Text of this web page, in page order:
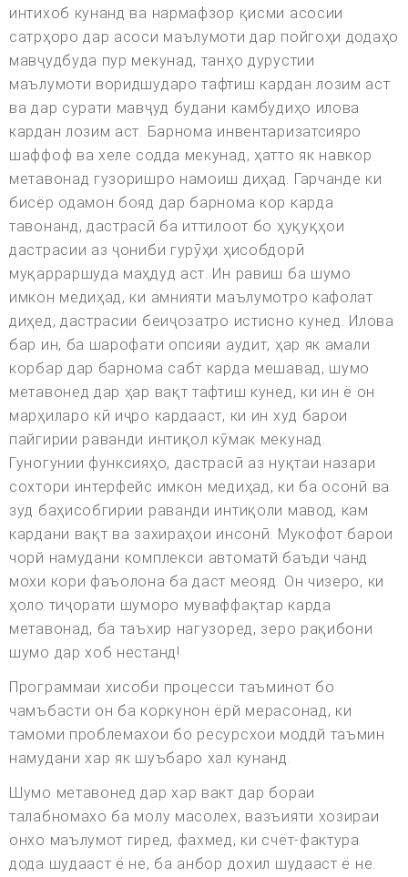
интихоб кунанд ва нармафзор қисми асосии
сатрҳоро дар асоси маълумоти дар пойгоҳи додаҳо
мавҷудбуда пур мекунад, танҳо дурустии
маълумоти воридшударо тафтиш кардан лозим аст
ва дар сурати мавҷуд будани камбудиҳо илова
кардан лозим аст. Барнома инвентаризатсияро
шаффоф ва хеле содда мекунад, ҳатто як навкор
метавонад гузоришро намоиш диҳад. Гарчанде ки
бисёр одамон бояд дар барнома кор карда
тавонанд, дастрасӣ ба иттилоот бо ҳуқуқҳои
дастрасии аз ҷониби гурӯҳи ҳисобдорӣ
муқарраршуда маҳдуд аст. Ин равиш ба шумо
имкон медиҳад, ки амнияти маълумотро кафолат
диҳед, дастрасии беиҷозатро истисно кунед. Илова
бар ин, ба шарофати опсияи аудит, ҳар як амали
корбар дар барнома сабт карда мешавад, шумо
метавонед дар ҳар вақт тафтиш кунед, ки ин ё он
марҳиларо кӣ иҷро кардааст, ки ин худ барои
пайгирии раванди интиқол кӯмак мекунад.
Гуногунии функсияҳо, дастрасӣ аз нуқтаи назари
сохтори интерфейс имкон медиҳад, ки ба осонӣ ва
зуд баҳисобгирии раванди интиқоли мавод, кам
кардани вақт ва захираҳои инсонӣ. Мукофот барои
чорй намудани комплекси автоматй баъди чанд
мохи кори фаъолона ба даст меояд. Он чизеро, ки
ҳоло тиҷорати шуморо муваффақтар карда
метавонад, ба таъхир нагузоред, зеро рақибони
шумо дар хоб нестанд!
Программаи хисоби процесси таъминот бо
чамъбасти он ба коркунон ёрй мерасонад, ки
тамоми проблемахои бо ресурсхои моддй таъмин
намудани хар як шуъбаро хал кунанд.
Шумо метавонед дар хар вакт дар бораи
талабномахо ба молу масолех, вазъияти хозираи
онхо маълумот гиред, фахмед, ки счёт-фактура
дода шудааст ё не, ба анбор дохил шудааст ё не.